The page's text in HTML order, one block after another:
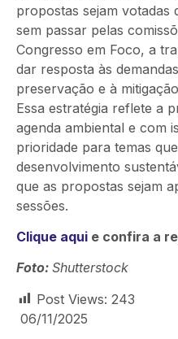
propostas sejam votadas
sem passar pelas
Congresso em Foco, a
dar resposta às
preservação e à
Essa estratégia reflete a
agenda ambiental e com
prioridade para temas
desenvolvimento
que as propostas sejam
sessões.
Clique aqui e confira a
Foto: Shutterstock
Post Views: 243
06/11/2025